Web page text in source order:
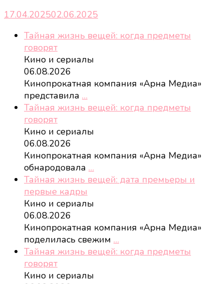
17.04.202502.06.2025
Тайная жизнь вещей: когда предметы
говорят
Кино и сериалы
06.08.2026
Кинопрокатная компания «Арна Медиа»
представила …
Тайная жизнь вещей: когда предметы
говорят
Кино и сериалы
06.08.2026
Кинопрокатная компания «Арна Медиа»
обнародовала …
Тайная жизнь вещей: дата премьеры и
первые кадры
Кино и сериалы
06.08.2026
Кинопрокатная компания «Арна Медиа»
поделилась свежим …
Тайная жизнь вещей: когда предметы
говорят
Кино и сериалы